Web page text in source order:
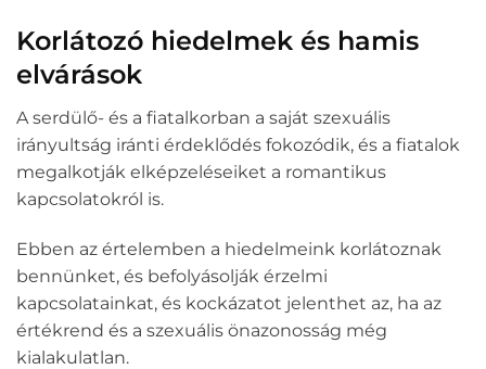
Korlátozó hiedelmek és hamis
elvárások
A serdülő- és a fiatalkorban a saját szexuális
irányultság iránti érdeklődés fokozódik, és a fiatalok
megalkotják elképzeléseiket a romantikus
kapcsolatokról is.
Ebben az értelemben a hiedelmeink korlátoznak
bennünket, és befolyásolják érzelmi
kapcsolatainkat, és kockázatot jelenthet az, ha az
értékrend és a szexuális önazonosság még
kialakulatlan.